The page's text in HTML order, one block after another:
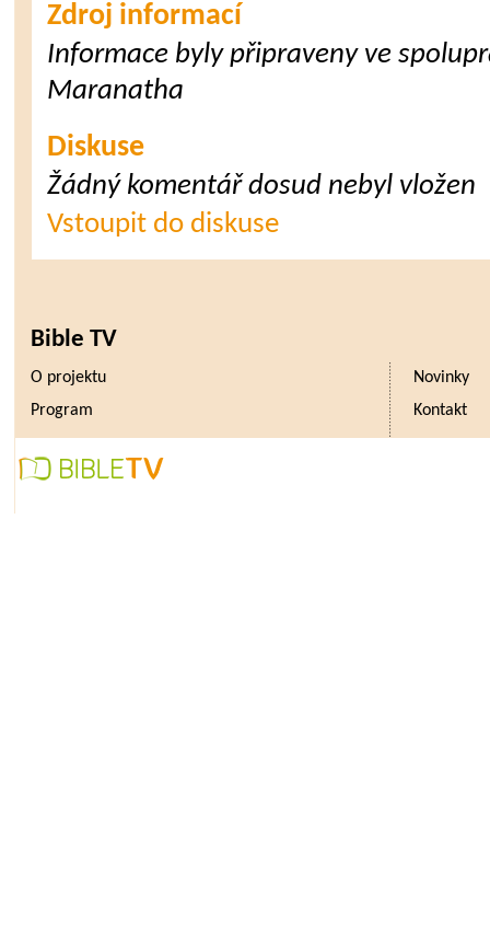
Zdroj informací
Informace byly připraveny ve
Maranatha
Diskuse
Žádný komentář dosud nebyl vložen
Vstoupit do diskuse
Bible TV
O projektu
Novinky
Program
Kontakt